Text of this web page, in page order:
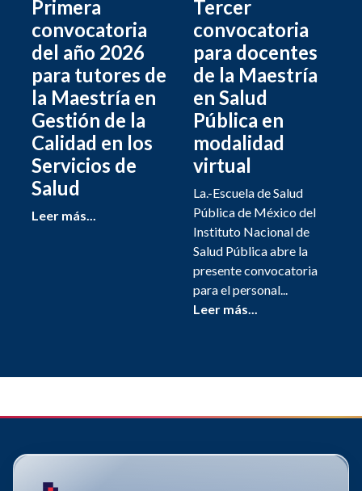
Primera
convocatoria
del año 2026
para tutores de
la Maestría en
Gestión de la
Calidad en los
Servicios de
Salud
Leer más...
Tercer
convocatoria
para docentes
de la Maestría
en Salud
Pública en
modalidad
virtual
La.-Escuela de Salud
Pública de México del
Instituto Nacional de
Salud Pública abre la
presente convocatoria
para el personal...
Leer más...